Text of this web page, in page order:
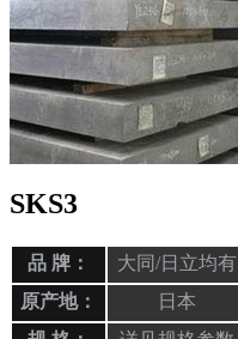
SKS3
品 牌：
大同/日立均有
原产地：
日本